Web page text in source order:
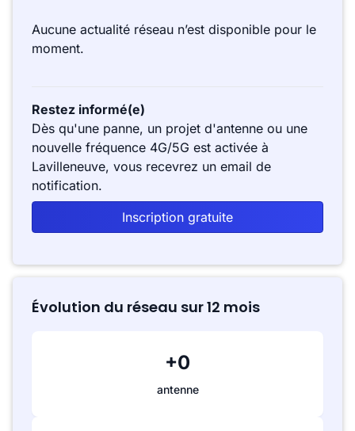
Aucune actualité réseau n’est disponible pour le
moment.
Restez informé(e)
Dès qu'une panne, un projet d'antenne ou une
nouvelle fréquence 4G/5G est activée à
Lavilleneuve, vous recevrez un email de
notification.
Inscription gratuite
Évolution du réseau sur 12 mois
+0
antenne